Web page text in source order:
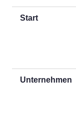
Start
Unternehmen